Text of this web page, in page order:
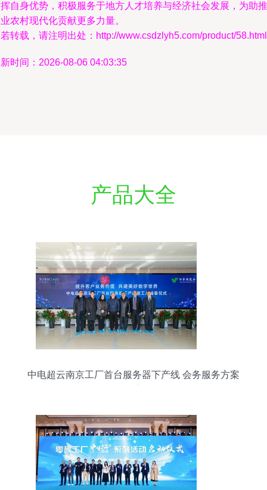
自身优势，积极服务于地方人才培养与经济社会发展，为助推
农村现代化贡献更多力量。
转载，请注明出处：http://www.csdzlyh5.com/product/58.html
时间：2026-08-06 04:03:35
产品大全
中电超云南京工厂首台服务器下产线 会务服务方案